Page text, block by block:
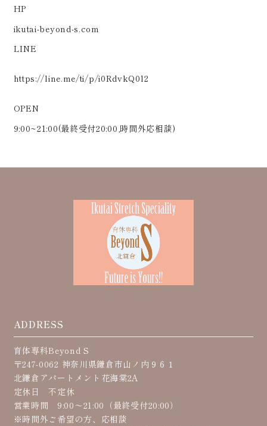
HP
ikutai-beyond-s.com
LINE
https://line.me/ti/p/i0RdvkQ0l2
OPEN
9:00~21:00(最終受付20:00,時間外応相談)
ADDRESS
育体専科Beyond S
〒247-0062 神奈川県鎌倉市山ノ内９６１
北鎌倉アパートメント花海棠2A
定休日 不定休
営業時間 9:00〜21:00（最終受付20:00）
※時間外ご希望の方、応相談